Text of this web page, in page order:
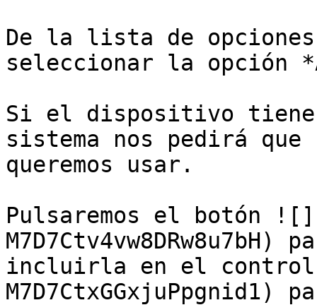
De la lista de
seleccionar la opción
Si el dispositivo tiene
sistema nos pedirá que
queremos usar.
Pulsaremos el botón
incluirla en el